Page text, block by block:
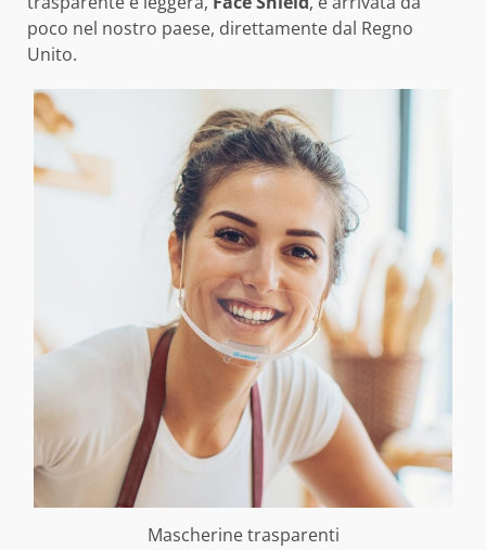
poco nel nostro paese, direttamente dal Regno
Unito.
Mascherine trasparenti